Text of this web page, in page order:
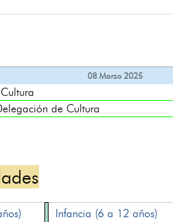
08 Marzo 2025
de Cultura
Infancia (6 a 12 años)